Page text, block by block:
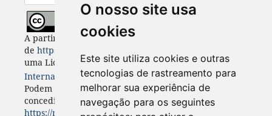
O nosso site usa
cookies
Este site utiliza cookies e outras
tecnologias de rastreamento para
melhorar sua experiência de
navegação para os seguintes
A partir de 2023, Desenvolvimento e Meio Ambiente
de https://revistas.ufpr.br/made
uma Licença
Creative Commons - Atribuição 4.0
Internacional . CC BY 4.0
Podem estar disponíveis autorizações adicionais às
concedidas no âmbito desta licença em
https://revistas.ufpr.br/made/about.